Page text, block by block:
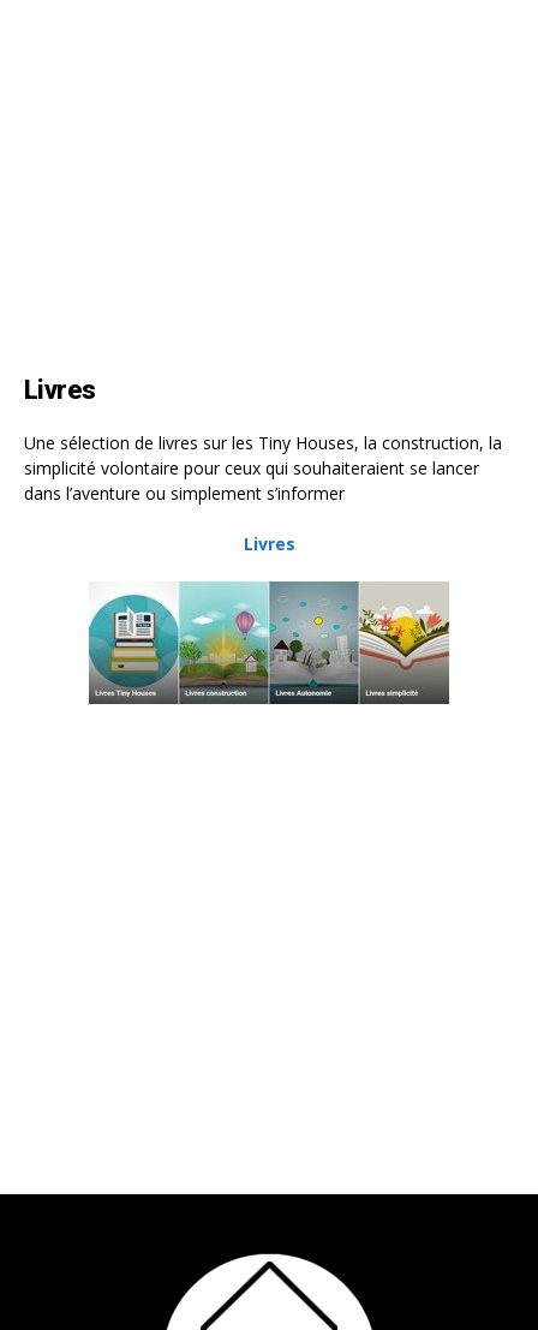
Livres
Une sélection de livres sur les Tiny Houses, la construction, la
simplicité volontaire pour ceux qui souhaiteraient se lancer
dans l’aventure ou simplement s’informer
Livres